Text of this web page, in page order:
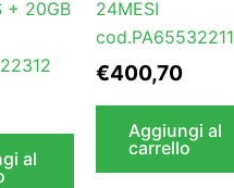
+ 20GB
al
24MESI
cod.PA65532211
€400,70
Aggiungi al
carrello